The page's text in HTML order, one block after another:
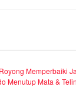
Memperbaiki
Menutup Mata &